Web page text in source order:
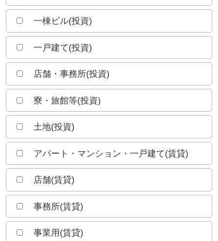
一棟ビル(投資)
一戸建て(投資)
店舗・事務所(投資)
寮・旅館等(投資)
土地(投資)
アパート・マンション・一戸建て(賃貸)
店舗(賃貸)
事務所(賃貸)
事業用(賃貸)